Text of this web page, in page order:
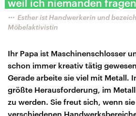
weil ich niemanden
Esther ist Handwerkerin und
Möbelaktivistin
Ihr Papa ist Maschinenschlosser
schon immer kreativ tätig
Gerade arbeite sie viel mit Metall.
größte Herausforderung, im
zu werden. Sie freut sich, wenn
verschiedenen